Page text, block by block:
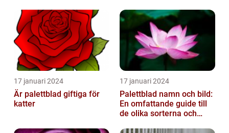
17 januari 2024
Är palettblad giftiga för
katter
17 januari 2024
Palettblad namn och bild:
En omfattande guide till
de olika sorterna och